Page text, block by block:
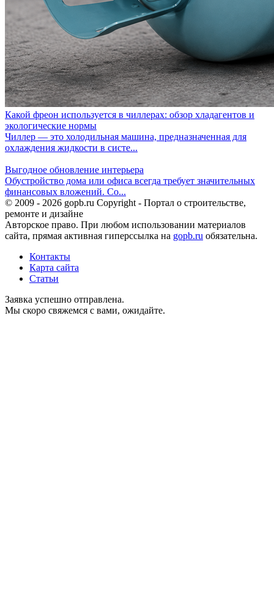
Какой фреон используется в чиллерах: обзор хладагентов и
экологические нормы
Чиллер — это холодильная машина, предназначенная для
охлаждения жидкости в систе...
Выгодное обновление интерьера
Обустройство дома или офиса всегда требует значительных
финансовых вложений. Со...
© 2009 - 2026 gopb.ru Copyright - Портал о строительстве,
ремонте и дизайне
Авторское право. При любом использовании материалов
сайта, прямая активная гиперссылка на gopb.ru обязательна.
Контакты
Карта сайта
Статьи
Заявка успешно отправлена.
Мы скоро свяжемся с вами, ожидайте.